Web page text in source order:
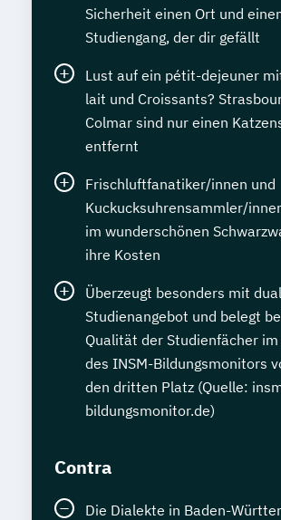
Sicherheit einen Ort und
Studiengang, der dir gefällt
Lust auf ein pétit-dejeuner
lait und Croissants?
Colmar sind nur einen
entfernt
Frischluftfanatiker/innen und
Kuckucksuhrensammler/
im wunderschönen
ihre Kosten
Überzeugt besonders mit
Studienangebot und belegt
Qualität der Studienfächer im
des INSM-Bildungsmonitors
den dritten Platz (Quelle:
bildungsmonitor.de)
Contra
Die Dialekte in Baden-